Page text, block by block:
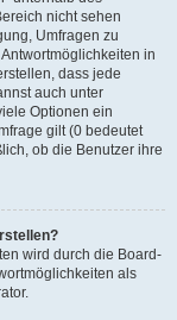
nicht sehen
Umfragen zu
in
dass jede
auch unter
Optionen ein
gilt (0 bedeutet
ob die Benutzer ihre
wird durch die Board-
als